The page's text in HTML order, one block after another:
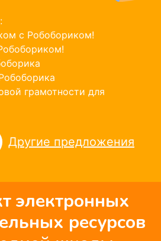
с Робобориком!
грамотности для
Другие предложения
электронных
ресурсов